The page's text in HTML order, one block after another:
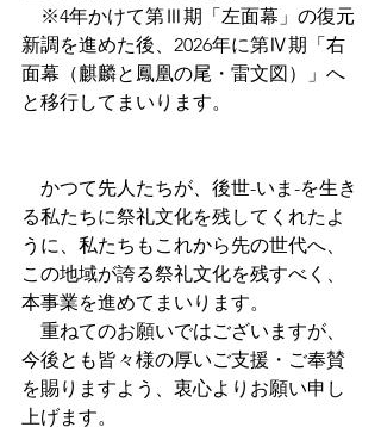
※4年かけて第Ⅲ期「左面幕」の復元
新調を進めた後、2026年に第Ⅳ期「右
面幕（麒麟と鳳凰の尾・雷文図）」へ
と移行してまいります。
かつて先人たちが、後世-いま-を生き
る私たちに祭礼文化を残してくれたよ
うに、私たちもこれから先の世代へ、
この地域が誇る祭礼文化を残すべく、
本事業を進めてまいります。
重ねてのお願いではございますが、
今後とも皆々様の厚いご支援・ご奉賛
を賜りますよう、衷心よりお願い申し
上げます。